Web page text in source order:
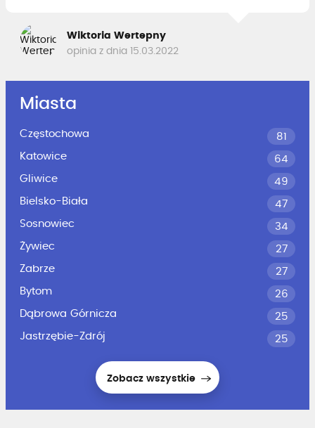
Wiktoria Wertepny
opinia z dnia 15.03.2022
Miasta
Częstochowa
81
Katowice
64
Gliwice
49
Bielsko-Biała
47
Sosnowiec
34
Żywiec
27
Zabrze
27
Bytom
26
Dąbrowa Górnicza
25
Jastrzębie-Zdrój
25
Zobacz wszystkie